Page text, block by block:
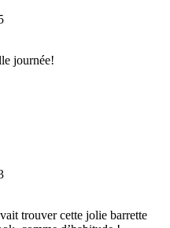
journée!
trouver cette jolie barrette